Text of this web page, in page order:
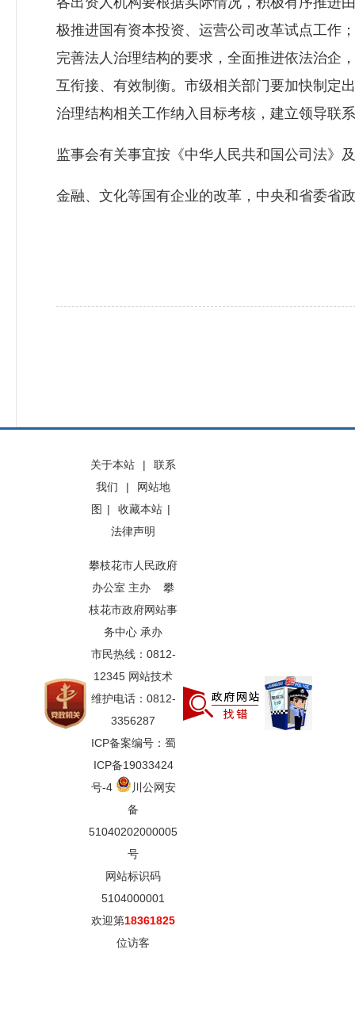
极推进国有资本投资、运营公司改革试点工作
完善法人治理结构的要求，全面推进依法治企
互衔接、有效制衡。市级相关部门要加快制定
治理结构相关工作纳入目标考核，建立领导联
监事会有关事宜按《中华人民共和国公司法》
金融、文化等国有企业的改革，中央和省委省
关于本站 |
联系
我们
|
网站地
图 | 收藏本站 |
法律声明
攀枝花市人民政府
办公室 主办 攀
枝花市政府网站事
务中心 承办
市民热线：0812-
12345 网站技术
维护电话：0812-
3356287
ICP备案编号：蜀
ICP备19033424
号-4
川公网安
备
51040202000005
号
网站标识码
5104000001
欢迎第18361825
位访客